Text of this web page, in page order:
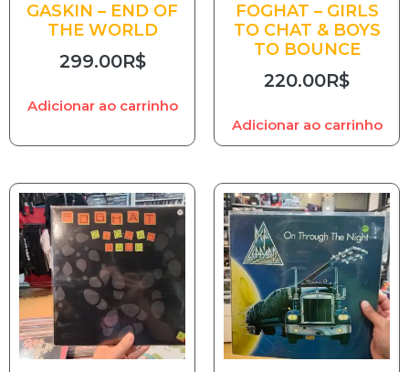
GASKIN – END OF
THE WORLD
299.00R$
Adicionar ao carrinho
FOGHAT – GIRLS
TO CHAT & BOYS
TO BOUNCE
220.00R$
Adicionar ao carrinho